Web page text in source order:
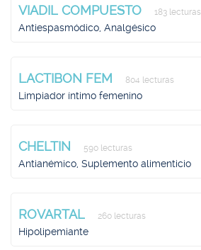
VIADIL COMPUESTO 183 lecturas
Antiespasmódico, Analgésico
LACTIBON FEM 804 lecturas
Limpiador íntimo femenino
CHELTIN 590 lecturas
Antianémico, Suplemento alimenticio
ROVARTAL 260 lecturas
Hipolipemiante